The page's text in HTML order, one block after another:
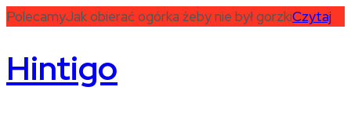
PolecamyJak obierać ogórka żeby nie był gorzkiCzytaj
Hintigo